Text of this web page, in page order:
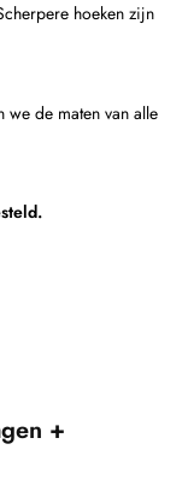
hoeken zijn
de maten van alle
+